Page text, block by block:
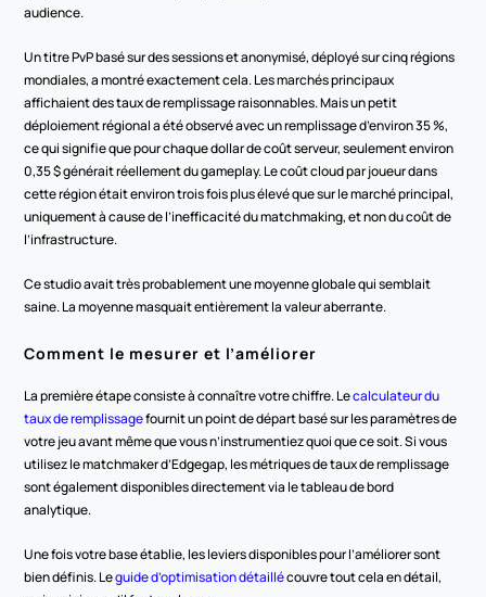
audience.
Un titre PvP basé sur des sessions et anonymisé, déployé sur cinq régions
mondiales, a montré exactement cela. Les marchés principaux
affichaient des taux de remplissage raisonnables. Mais un petit
déploiement régional a été observé avec un remplissage d’environ 35 %,
ce qui signifie que pour chaque dollar de coût serveur, seulement environ
0,35 $ générait réellement du gameplay. Le coût cloud par joueur dans
cette région était environ trois fois plus élevé que sur le marché principal,
uniquement à cause de l’inefficacité du matchmaking, et non du coût de
l’infrastructure.
Ce studio avait très probablement une moyenne globale qui semblait
saine. La moyenne masquait entièrement la valeur aberrante.
Comment le mesurer et l’améliorer
La première étape consiste à connaître votre chiffre. Le calculateur du
taux de remplissage fournit un point de départ basé sur les paramètres de
votre jeu avant même que vous n’instrumentiez quoi que ce soit. Si vous
utilisez le matchmaker d’Edgegap, les métriques de taux de remplissage
sont également disponibles directement via le tableau de bord
analytique.
Une fois votre base établie, les leviers disponibles pour l’améliorer sont
bien définis. Le guide d’optimisation détaillé couvre tout cela en détail,